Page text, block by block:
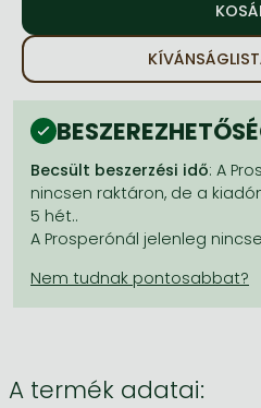
Bleach manga
One-Punch Man manga
Becsült beszerzési idő: A
nincsen raktáron, de a
5 hét..
A Prosperónál jelenleg
A termék adatai: